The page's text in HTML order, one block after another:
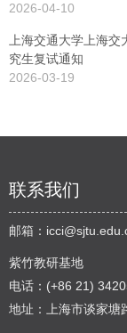
2026-04-10
上海交通大学上海
究生复试通知
2026-03-19
联系我们
邮箱：
紫竹教研基地
电话：(+86 21)
地址：上海市谈家塘